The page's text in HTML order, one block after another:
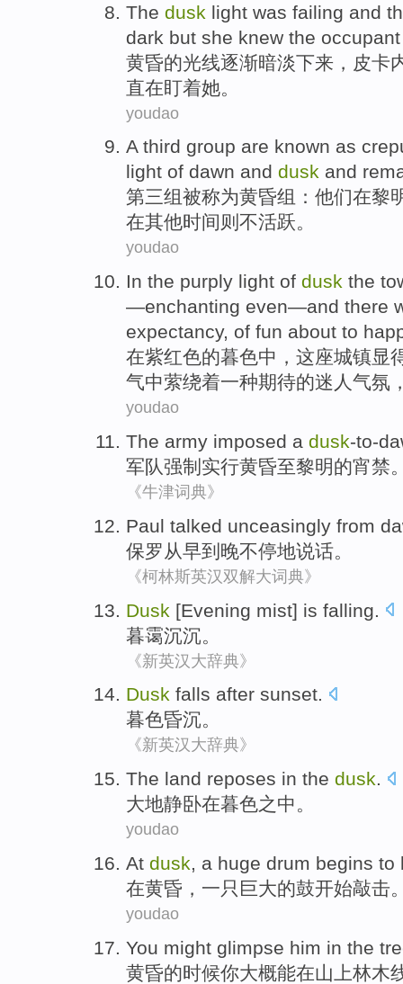
The dusk light was failing and
dark but she knew the occupant
黄昏的光线逐渐暗淡下来， 皮卡
直在盯着她。
youdao
A third group are known as
light of dawn and dusk and
第三组被称为黄昏组： 他们在黎
在其他时间则不活跃。
youdao
In the purply light of dusk the
—enchanting even—and there
expectancy, of fun about to
在紫红色的暮色中，这座城镇显
气中萦绕着一种期待的迷人气氛
youdao
The army imposed a dusk-to-
军队强制实行黄昏至黎明的宵禁
《牛津词典》
Paul talked unceasingly from
保罗 从早到晚不停地说话。
《柯林斯英汉双解大词典》
Dusk [Evening mist] is falling.
暮霭沉沉 。
《新英汉大辞典》
Dusk falls after sunset.
暮色昏沉。
《新英汉大辞典》
The land reposes in the dusk.
大地静卧在暮色之中。
youdao
At dusk, a huge drum begins to
在黄昏 ， 一只巨大的鼓开始敲击
youdao
You might glimpse him in the
黄昏的时候你大概能在山上林木